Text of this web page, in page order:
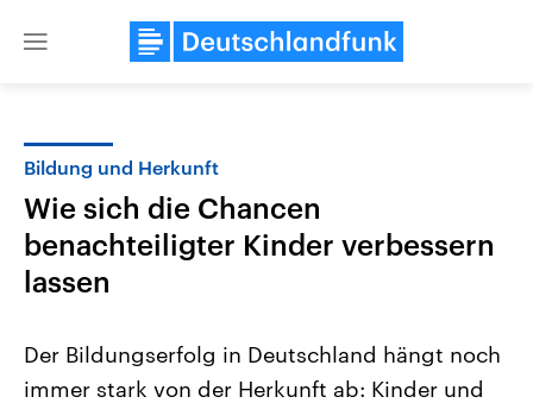
Close
Bildung und Herkunft
Wie sich die Chancen
benachteiligter Kinder verbessern
lassen
Der Bildungserfolg in Deutschland hängt noch
immer stark von der Herkunft ab: Kinder und